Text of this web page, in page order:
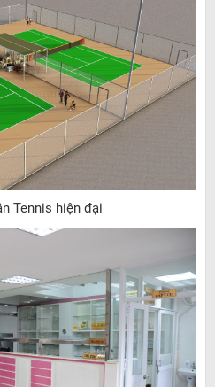
Tennis hiện đại